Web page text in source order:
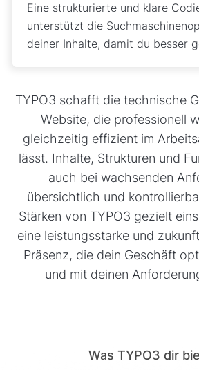
Eine strukturierte und klare
unterstützt die
deiner Inhalte, damit du besser
TYPO3 schafft die technische
Website, die professionell
gleichzeitig effizient im
lässt. Inhalte, Strukturen und
auch bei wachsenden
übersichtlich und
Stärken von TYPO3 gezielt
eine leistungsstarke und
Präsenz, die dein Geschäft
und mit deinen
Was TYPO3 dir